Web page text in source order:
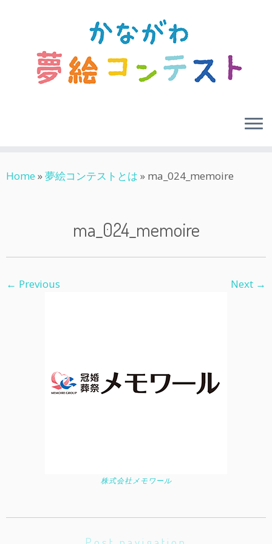
toHome »夢絵コンテストとは » ma_024_memoire
ma_024_memoire
← Previous Next →
株式会社メモワール